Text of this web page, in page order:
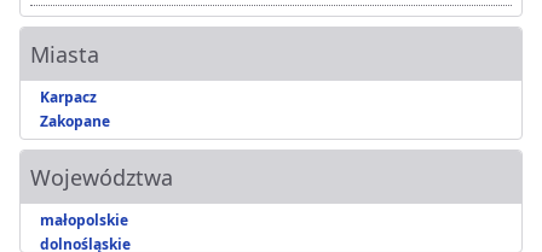
Miasta
Karpacz
Zakopane
Województwa
małopolskie
dolnośląskie